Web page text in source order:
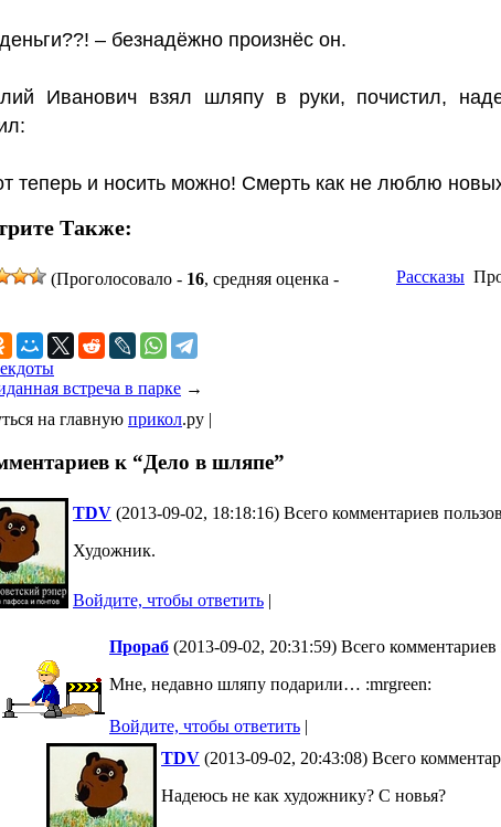
– безнадёжно произнёс он.
Иванович взял шляпу в руки, почистил,
теперь и носить можно! Смерть как не люблю
Также:
(Проголосовало - 16, средняя оценка -
Рассказы
встреча в парке →
на главную прикол.ру |
к “Дело в шляпе”
TDV (2013-09-02, 18:18:16) Всего комментариев
Художник.
Войдите, чтобы ответить |
Прораб (2013-09-02, 20:31:59) Всего комментариев
Мне, недавно шляпу подарили… :mrgreen:
Войдите, чтобы ответить |
TDV (2013-09-02, 20:43:08) Всего
Надеюсь не как художнику? С новья?